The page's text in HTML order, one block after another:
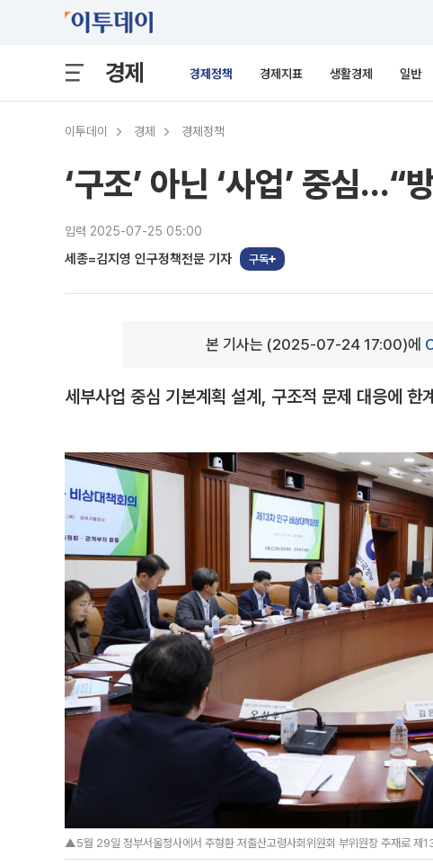
경제 경제정책 경제지표 생활경제 일반
이투데이 경제 경제정책
‘구조’ 아닌 ‘사업’ 중심
입력 2025-07-25 05:00
세종=김지영 인구정책전문 기자 구독
본 기사는 (2025-07-24 17:00)에
세부사업 중심 기본계획 설계, 구조적 문제 대응에 한계
▲5월 29일 정부서울청사에서 주형환 저출산고령사회위원회 부위원장 주재로 제